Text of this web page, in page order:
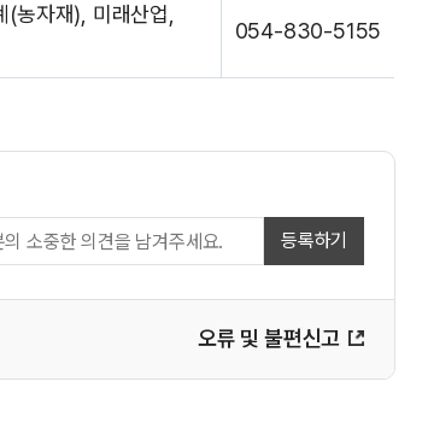
농자재), 미래산업,
054-830-5155
등록하기
오류 및 불편신고